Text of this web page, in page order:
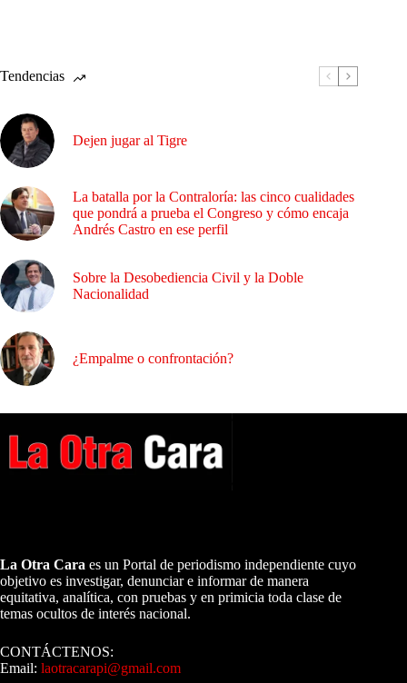
Tendencias
Dejen jugar al Tigre
La batalla por la Contraloría: las cinco cualidades
que pondrá a prueba el Congreso y cómo encaja
Andrés Castro en ese perfil
Sobre la Desobediencia Civil y la Doble
Nacionalidad
¿Empalme o confrontación?
La Otra Cara es un Portal de periodismo independiente cuyo
objetivo es investigar, denunciar e informar de manera
equitativa, analítica, con pruebas y en primicia toda clase de
temas ocultos de interés nacional.
CONTÁCTENOS:
Email: laotracarapi@gmail.com